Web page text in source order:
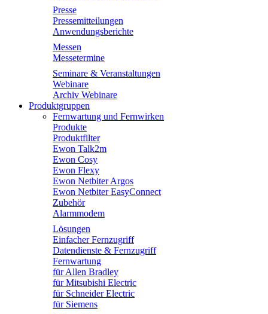
Presse
Pressemitteilungen
Anwendungsberichte
Messen
Messetermine
Seminare & Veranstaltungen
Webinare
Archiv Webinare
Produktgruppen
Fernwartung und Fernwirken
Produkte
Produktfilter
Ewon Talk2m
Ewon Cosy
Ewon Flexy
Ewon Netbiter Argos
Ewon Netbiter EasyConnect
Zubehör
Alarmmodem
Lösungen
Einfacher Fernzugriff
Datendienste & Fernzugriff
Fernwartung
für Allen Bradley
für Mitsubishi Electric
für Schneider Electric
für Siemens